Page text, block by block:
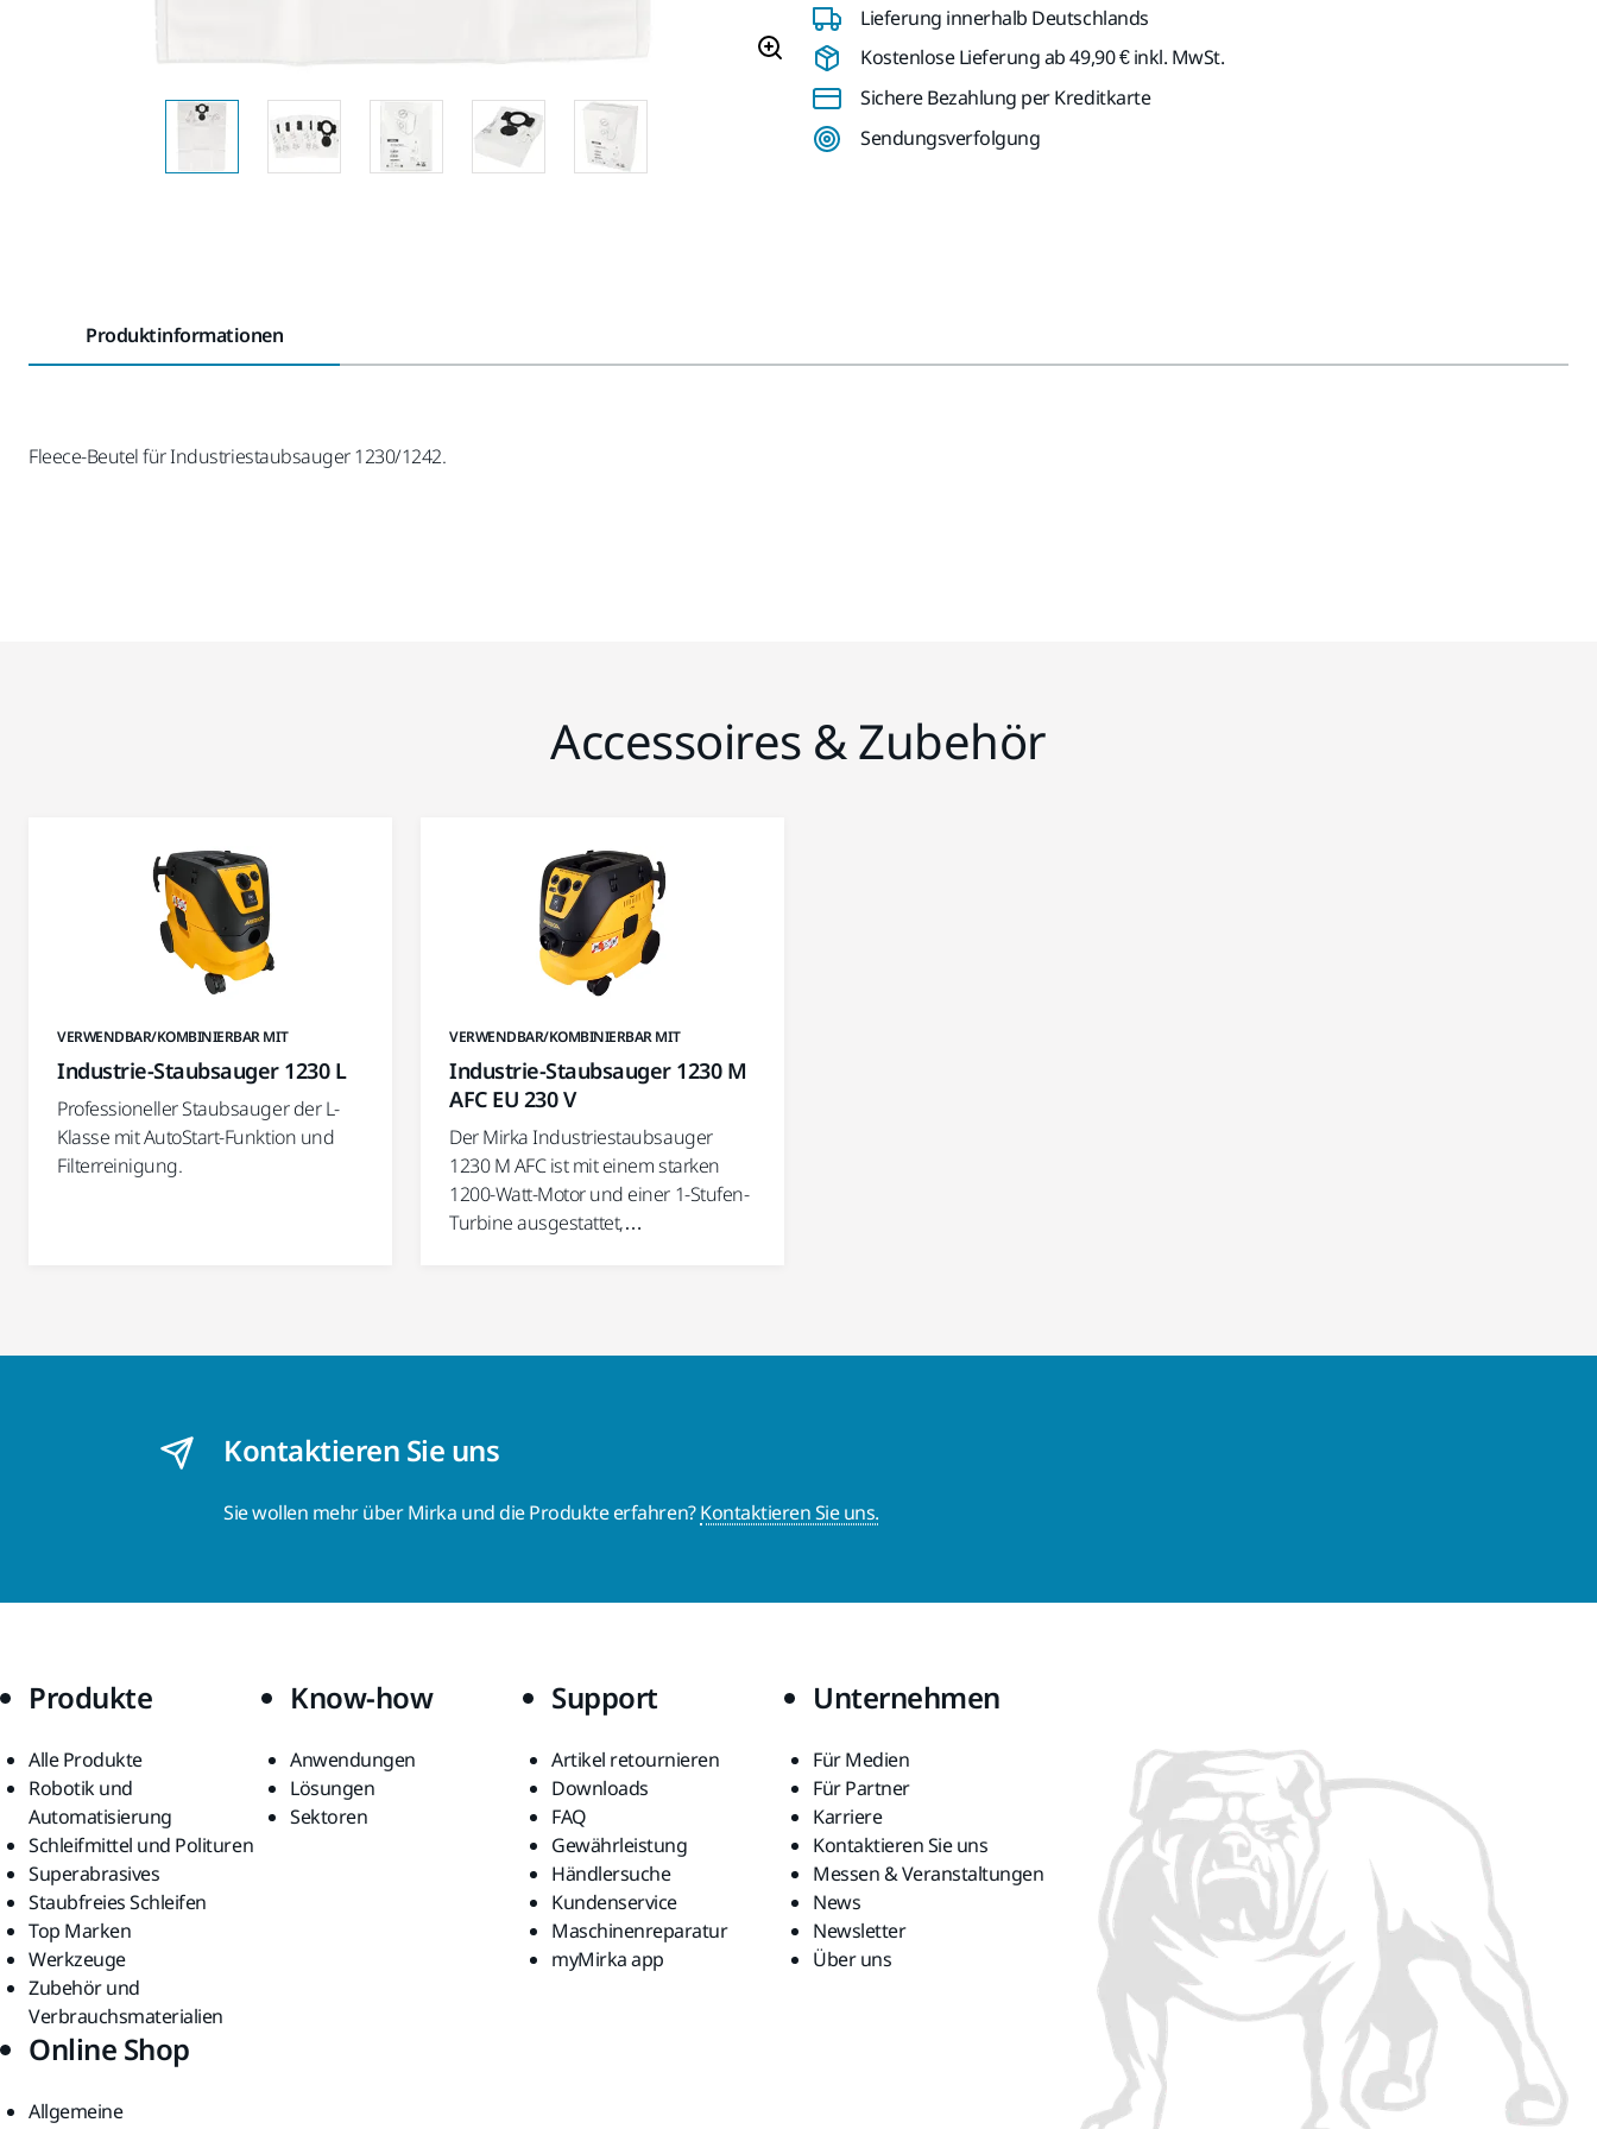
Lieferung innerhalb Deutschlands
Kostenlose Lieferung ab 49,90 € inkl. MwSt.
Sichere Bezahlung per Kreditkarte
Sendungsverfolgung
Produktinformationen
Fleece-Beutel für Industriestaubsauger 1230/1242.
Accessoires & Zubehör
VERWENDBAR/KOMBINIERBAR MIT
Industrie-Staubsauger 1230 L
Professioneller Staubsauger der L-
Klasse mit AutoStart-Funktion und
Filterreinigung.
VERWENDBAR/KOMBINIERBAR MIT
Industrie-Staubsauger 1230 M
AFC EU 230 V
Der Mirka Industriestaubsauger
1230 M AFC ist mit einem starken
1200-Watt-Motor und einer 1-Stufen-
Turbine ausgestattet,…
Kontaktieren Sie uns
Sie wollen mehr über Mirka und die Produkte erfahren?Kontaktieren Sie uns.
Produkte
Alle Produkte
Robotik und
Automatisierung
Schleifmittel und Polituren
Superabrasives
Staubfreies Schleifen
Top Marken
Werkzeuge
Zubehör und
Verbrauchsmaterialien
Know-how
Anwendungen
Lösungen
Sektoren
Support
Artikel retournieren
Downloads
FAQ
Gewährleistung
Händlersuche
Kundenservice
Maschinenreparatur
myMirka app
Unternehmen
Für Medien
Für Partner
Karriere
Kontaktieren Sie uns
Messen & Veranstaltungen
News
Newsletter
Über uns
Online Shop
Allgemeine